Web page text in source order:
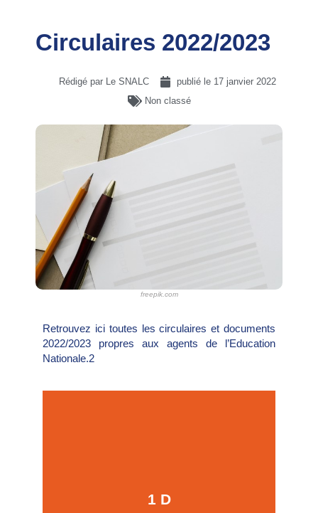
Circulaires 2022/2023
Rédigé par Le SNALC publié le 17 janvier 2022
Non classé
freepik.com
Retrouvez ici toutes les circulaires et documents
2022/2023 propres aux agents de l’Education
Nationale.2
1 D
Propres au premier degré